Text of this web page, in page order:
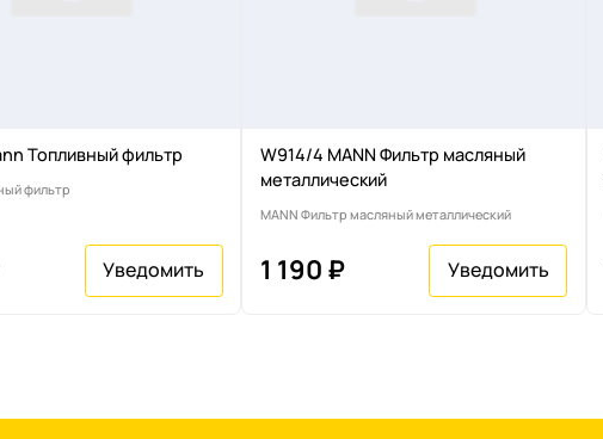
Топливный фильтр
фильтр
W914/4 MANN Фильтр масляный
металлический
MANN Фильтр масляный металлический
1 190 ₽